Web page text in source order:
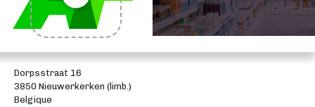
Dorpsstraat 16
3850 Nieuwerkerken (limb.)
Belgique